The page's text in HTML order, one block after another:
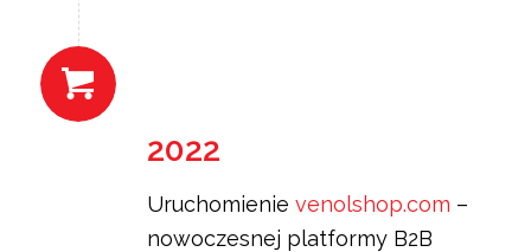
2022
Uruchomienie venolshop.com –
nowoczesnej platformy B2B